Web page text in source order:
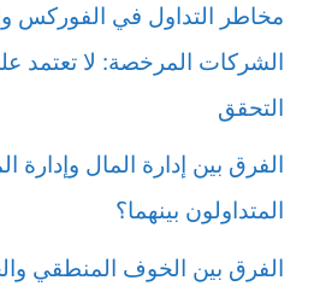
مخاطر التداول في الفوركس
الشركات المرخصة: لا تعتمد
التحقق
الفرق بين إدارة المال وإدارة
المتداولون بينهما؟
الفرق بين الخوف المنطقي